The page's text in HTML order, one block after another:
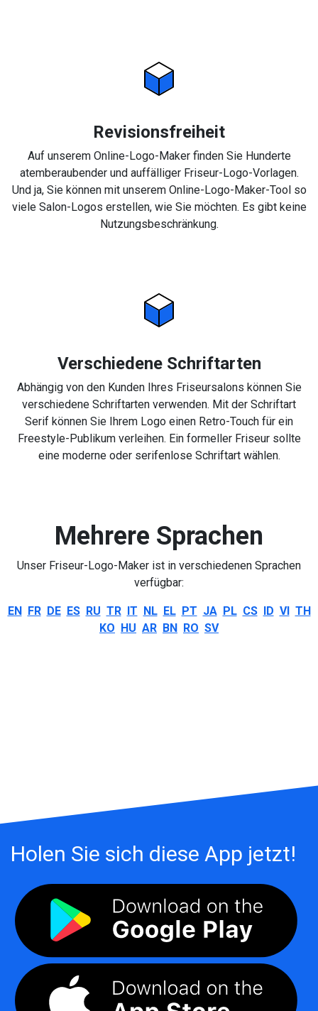
Revisionsfreiheit
Auf unserem Online-Logo-Maker finden Sie Hunderte
atemberaubender und auffälliger Friseur-Logo-Vorlagen.
Und ja, Sie können mit unserem Online-Logo-Maker-Tool so
viele Salon-Logos erstellen, wie Sie möchten. Es gibt keine
Nutzungsbeschränkung.
Verschiedene Schriftarten
Abhängig von den Kunden Ihres Friseursalons können Sie
verschiedene Schriftarten verwenden. Mit der Schriftart
Serif können Sie Ihrem Logo einen Retro-Touch für ein
Freestyle-Publikum verleihen. Ein formeller Friseur sollte
eine moderne oder serifenlose Schriftart wählen.
Mehrere Sprachen
Unser Friseur-Logo-Maker ist in verschiedenen Sprachen
verfügbar:
EN FR DE ES RU TR IT NL EL PT JA PL CS ID VI TH
KO HU AR BN RO SV
Holen Sie sich diese App jetzt!